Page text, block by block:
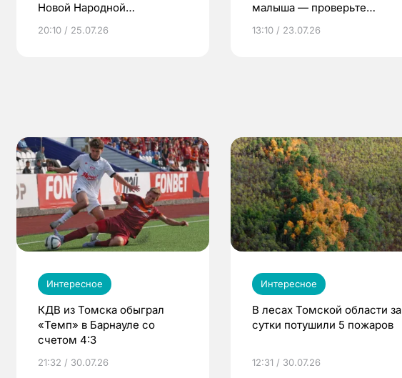
Новой Народной
20:10 / 25.07.26
малыша — проверьте
по ОМС!
13:10 / 23.07.26
Интересное
КДВ из Томска обыграл
«Темп» в Барнауле со
счетом 4:3
21:32 / 30.07.26
Интересное
В лесах Томской области за
сутки потушили 5 пожаров
12:31 / 30.07.26